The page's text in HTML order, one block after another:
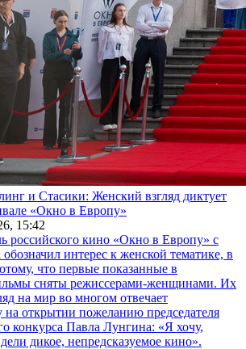
и Стасики: Женский взгляд диктует
«Окно в Европу»
15:42
российского кино «Окно в Европу» с
обозначил интерес к женской тематике, в
что первые показанные в
сняты режиссерами-женщинами. Их
на мир во многом отвечает
на открытии пожеланию председателя
конкурса Павла Лунгина: «Я хочу,
дикое, непредсказуемое кино».